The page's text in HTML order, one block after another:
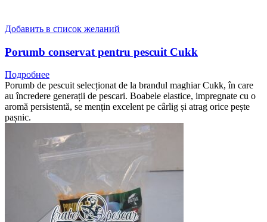
Добавить в список желаний
Porumb conservat pentru pescuit Cukk
Подробнее
Porumb de pescuit selecționat de la brandul maghiar Cukk, în care
au încredere generații de pescari. Boabele elastice, impregnate cu o
aromă persistentă, se mențin excelent pe cârlig și atrag orice pește
pașnic.